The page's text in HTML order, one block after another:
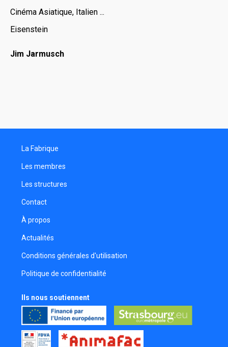
Cinéma Asiatique, Italien ...
Eisenstein
Jim Jarmusch
La Fabrique
Les membres
Les structures
Contact
À propos
Actualités
Conditions générales d'utilisation
Politique de confidentialité
Ils nous soutiennent